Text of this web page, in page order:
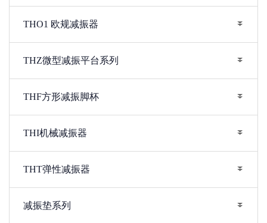
THO1 欧规减振器
THZ微型减振平台系列
THF方形减振脚杯
THI机械减振器
THT弹性减振器
减振垫系列